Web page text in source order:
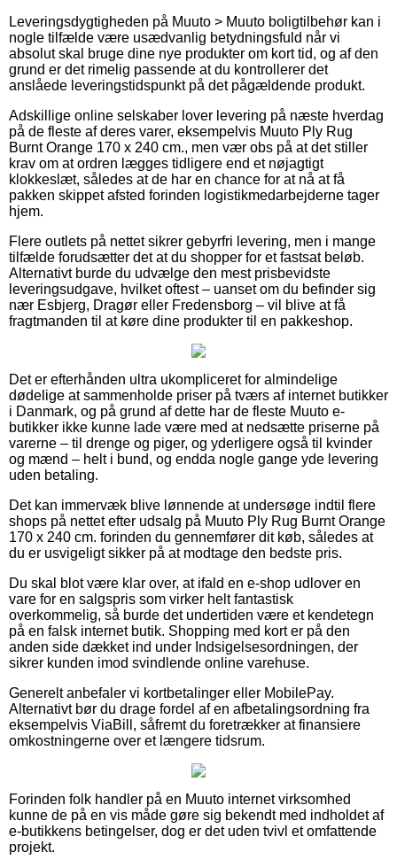
Leveringsdygtigheden på Muuto > Muuto boligtilbehør kan i
nogle tilfælde være usædvanlig betydningsfuld når vi
absolut skal bruge dine nye produkter om kort tid, og af den
grund er det rimelig passende at du kontrollerer det
anslåede leveringstidspunkt på det pågældende produkt.
Adskillige online selskaber lover levering på næste hverdag
på de fleste af deres varer, eksempelvis Muuto Ply Rug
Burnt Orange 170 x 240 cm., men vær obs på at det stiller
krav om at ordren lægges tidligere end et nøjagtigt
klokkeslæt, således at de har en chance for at nå at få
pakken skippet afsted forinden logistikmedarbejderne tager
hjem.
Flere outlets på nettet sikrer gebyrfri levering, men i mange
tilfælde forudsætter det at du shopper for et fastsat beløb.
Alternativt burde du udvælge den mest prisbevidste
leveringsudgave, hvilket oftest – uanset om du befinder sig
nær Esbjerg, Dragør eller Fredensborg – vil blive at få
fragtmanden til at køre dine produkter til en pakkeshop.
Det er efterhånden ultra ukompliceret for almindelige
dødelige at sammenholde priser på tværs af internet butikker
i Danmark, og på grund af dette har de fleste Muuto e-
butikker ikke kunne lade være med at nedsætte priserne på
varerne – til drenge og piger, og yderligere også til kvinder
og mænd – helt i bund, og endda nogle gange yde levering
uden betaling.
Det kan immervæk blive lønnende at undersøge indtil flere
shops på nettet efter udsalg på Muuto Ply Rug Burnt Orange
170 x 240 cm. forinden du gennemfører dit køb, således at
du er usvigeligt sikker på at modtage den bedste pris.
Du skal blot være klar over, at ifald en e-shop udlover en
vare for en salgspris som virker helt fantastisk
overkommelig, så burde det undertiden være et kendetegn
på en falsk internet butik. Shopping med kort er på den
anden side dækket ind under Indsigelsesordningen, der
sikrer kunden imod svindlende online varehuse.
Generelt anbefaler vi kortbetalinger eller MobilePay.
Alternativt bør du drage fordel af en afbetalingsordning fra
eksempelvis ViaBill, såfremt du foretrækker at finansiere
omkostningerne over et længere tidsrum.
Forinden folk handler på en Muuto internet virksomhed
kunne de på en vis måde gøre sig bekendt med indholdet af
e-butikkens betingelser, dog er det uden tvivl et omfattende
projekt.